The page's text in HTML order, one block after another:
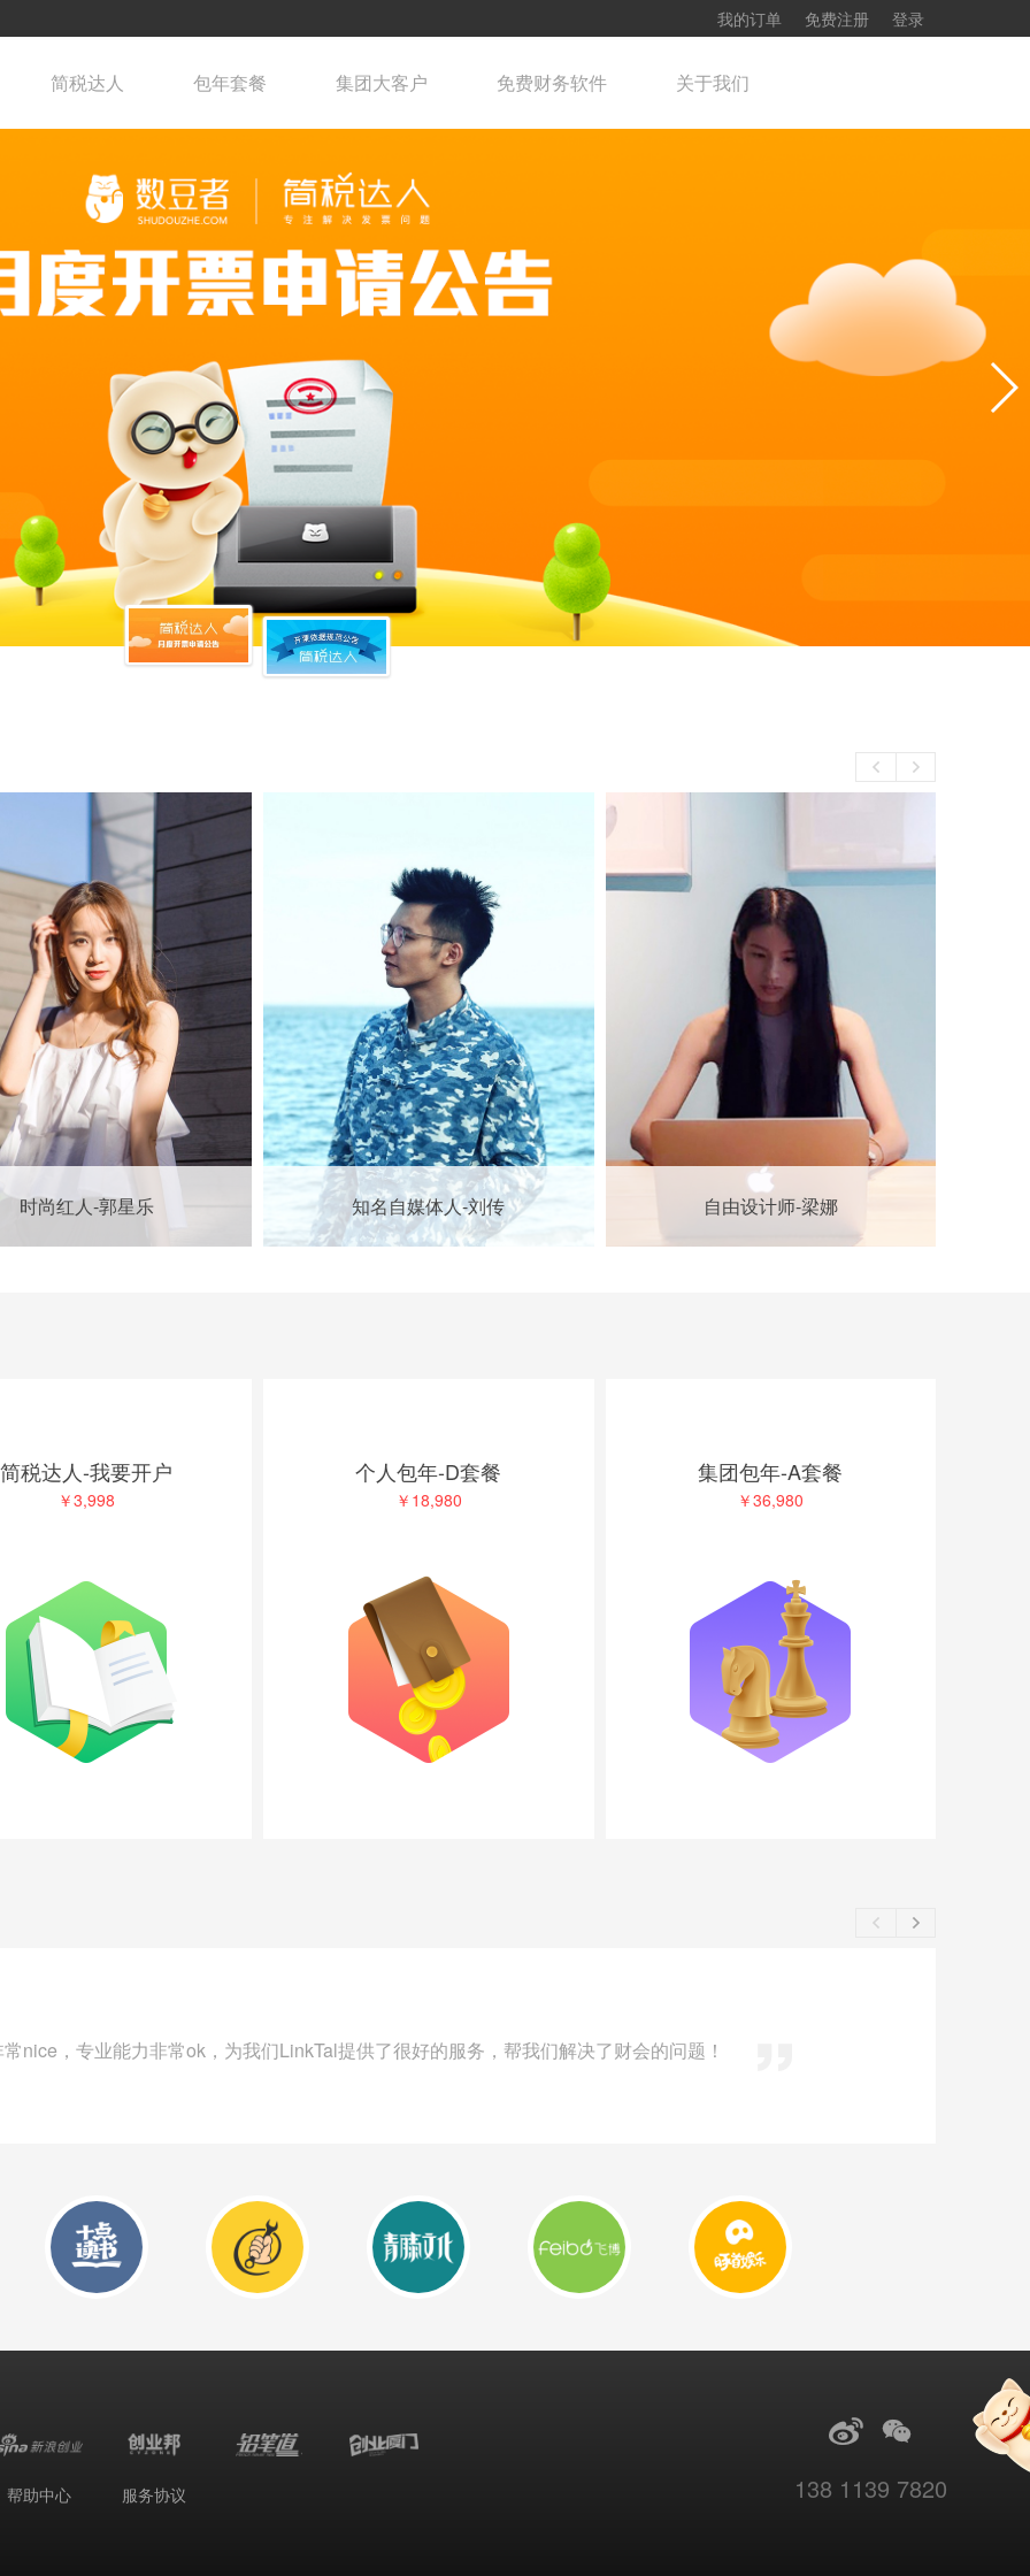
我的订单 免费注册 登录
简税达人 包年套餐 集团大客户 免费财务软件 关于我们
时尚红人-郭星乐 知名自媒体人-刘传 自由设计师-梁娜
简税达人-我要开户
￥3,998
个人包年-D套餐
￥18,980
集团包年-A套餐
￥36,980
nice，专业能力非常ok，为我们LinkTal提供了很好的服务，帮我们解决了财会的问题！
帮助中心 服务协议 138 1139 7820